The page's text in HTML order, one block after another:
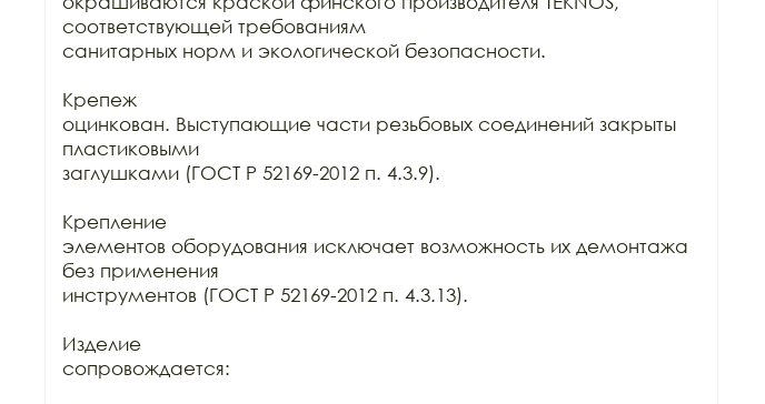
соответствующей требованиям
санитарных норм и экологической безопасности.
Крепеж
оцинкован. Выступающие части резьбовых соединений закрыты
пластиковыми
заглушками (ГОСТ Р 52169-2012 п. 4.3.9).
Крепление
элементов оборудования исключает возможность их демонтажа
без применения
инструментов (ГОСТ Р 52169-2012 п. 4.3.13).
Изделие
сопровождается: